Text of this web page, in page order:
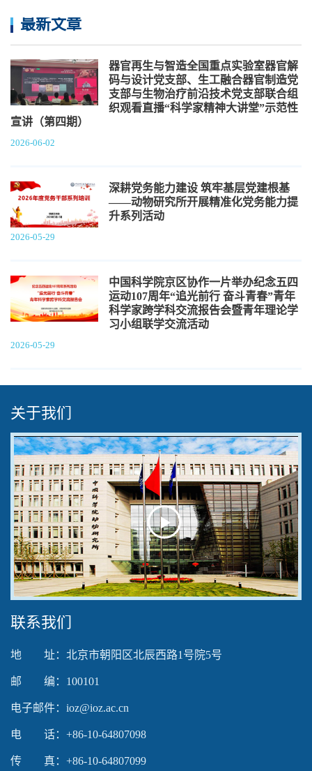
最新文章
器官再生与智造全国重点实验室器官解
码与设计党支部、生工融合器官制造党
支部与生物治疗前沿技术党支部联合组
织观看直播“科学家精神大讲堂”示范性
宣讲（第四期）
2026-06-02
深耕党务能力建设 筑牢基层党建根基
——动物研究所开展精准化党务能力提
升系列活动
2026-05-29
中国科学院京区协作一片举办纪念五四
运动107周年“追光前行 奋斗青春”青年
科学家跨学科交流报告会暨青年理论学
习小组联学交流活动
2026-05-29
关于我们
Play
Video
联系我们
地 址：北京市朝阳区北辰西路1号院5号
邮 编：100101
电子邮件：ioz@ioz.ac.cn
电 话：+86-10-64807098
传 真：+86-10-64807099